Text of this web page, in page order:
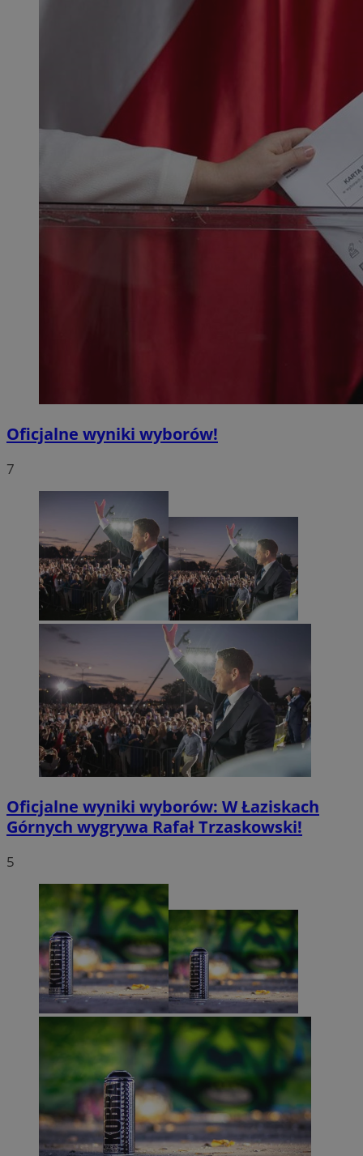
Oficjalne wyniki wyborów!
7
Oficjalne wyniki wyborów: W Łaziskach
Górnych wygrywa Rafał Trzaskowski!
5